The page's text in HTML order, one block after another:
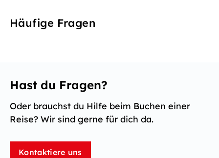
Häufige Fragen
Hast du Fragen?
Oder brauchst du Hilfe beim Buchen einer
Reise? Wir sind gerne für dich da.
Kontaktiere uns